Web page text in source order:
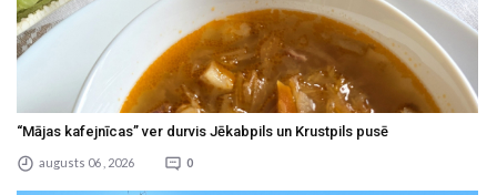
“Mājas kafejnīcas” ver durvis Jēkabpils un Krustpils pusē
augusts 06 , 2026 0